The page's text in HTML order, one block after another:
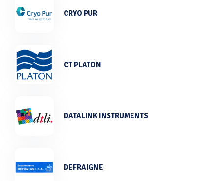
CRYO PUR
CT PLATON
DATALINK INSTRUMENTS
DEFRAIGNE